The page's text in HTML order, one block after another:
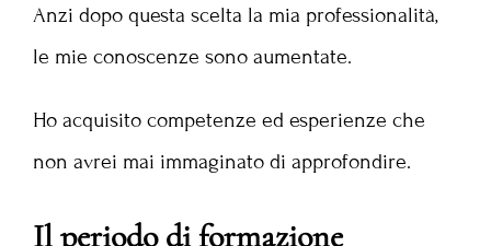
Anzi dopo questa scelta la mia professionalità,
le mie conoscenze sono aumentate.
Ho acquisito competenze ed esperienze che
non avrei mai immaginato di approfondire.
Il periodo di formazione